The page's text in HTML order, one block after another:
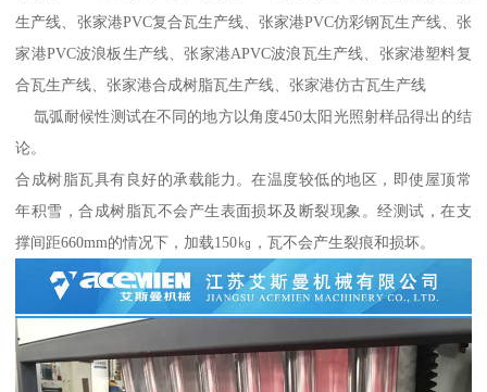
生产线、张家港PVC复合瓦生产线、张家港PVC仿彩钢瓦生产线、张
家港PVC波浪板生产线、张家港APVC波浪瓦生产线、张家港塑料复
合瓦生产线、张家港合成树脂瓦生产线、张家港仿古瓦生产线
氙弧耐候性测试在不同的地方以角度450太阳光照射样品得出的结
论。
合成树脂瓦具有良好的承载能力。在温度较低的地区，即使屋顶常
年积雪，合成树脂瓦不会产生表面损坏及断裂现象。经测试，在支
撑间距660mm的情况下，加载150㎏，瓦不会产生裂痕和损坏。